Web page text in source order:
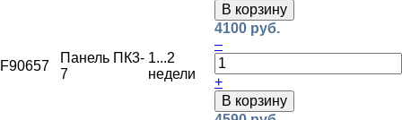
В корзину
F90657
Панель ПК3-
7
1...2
недели
4100 руб.
–
+
В корзину